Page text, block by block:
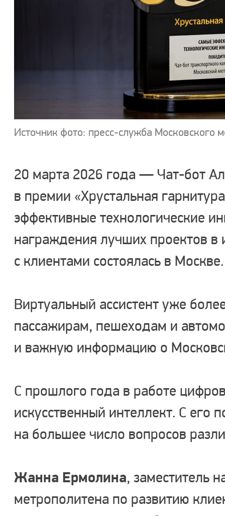
Источник фото: пресс-служба Московского
20 марта 2026 года — Чат-бот
в премии «Хрустальная
эффективные технологические
награждения лучших проектов в
с клиентами состоялась в Москве.
Виртуальный ассистент уже
пассажирам, пешеходам и
и важную информацию о
С прошлого года в работе
искусственный интеллект. С его
на большее число вопросов
Жанна Ермолина, заместитель
метрополитена по развитию